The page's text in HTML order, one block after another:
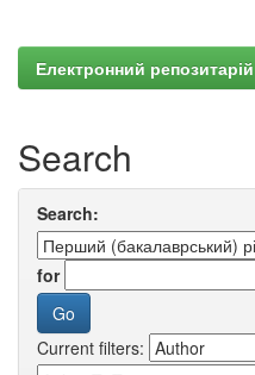
Електронний
Search
Search:
for
Current filters: